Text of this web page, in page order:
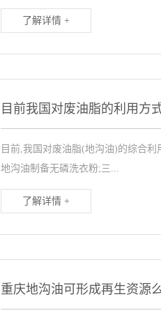
了解详情 +
目前我国对废油脂的利用方
目前,我国对废油脂(地沟油)的综合
地沟油制备无磷洗衣粉;三...
了解详情 +
重庆地沟油可形成再生资源么